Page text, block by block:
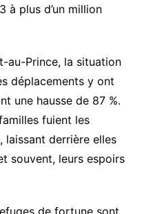
à plus d’un million
au-Prince, la situation
déplacements y ont
une hausse de 87 %.
fuient les
laissant derrière elles
souvent, leurs espoirs
de fortune sont